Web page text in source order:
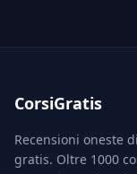
CorsiGratis
Recensioni oneste
gratis. Oltre 1000